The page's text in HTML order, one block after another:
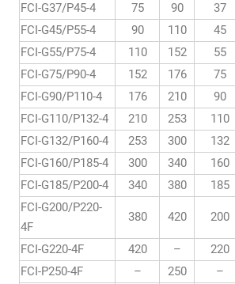
FCI-G37/P45-4
75 90 37
FCI-G45/P55-4
90 110 45
FCI-G55/P75-4
110 152 55
FCI-G75/P90-4
152 176 75
FCI-G90/P110-4
176 210 90
FCI-G110/P132-4
210 253 110
FCI-G132/P160-4
253 300 132
FCI-G160/P185-4
300 340 160
FCI-G185/P200-4
340 380 185
FCI-G200/P220-
4F
380 420 200
FCI-G220-4F 420 – 220
FCI-P250-4F
– 250 –